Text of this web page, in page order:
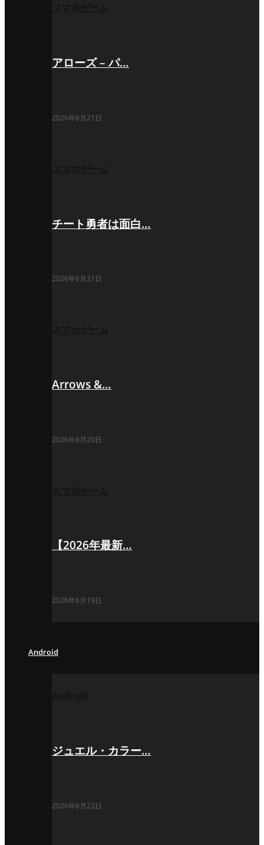
アローズ – パ…
2026年6月21日
チート勇者は面白…
2026年6月21日
Arrows &…
2026年6月20日
【2026年最新…
2026年6月19日
Android
ジュエル・カラー…
2026年6月22日